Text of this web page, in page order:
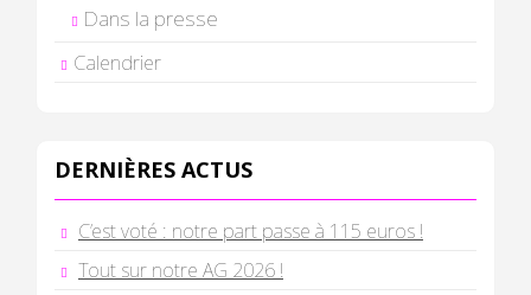
Dans la presse
Calendrier
DERNIÈRES ACTUS
C’est voté : notre part passe à 115 euros !
Tout sur notre AG 2026 !